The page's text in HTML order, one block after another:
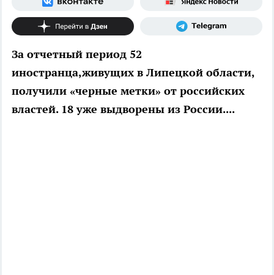
За отчетный период 52
иностранца,живущих в Липецкой области,
получили «черные метки» от российских
властей. 18 уже выдворены из России....